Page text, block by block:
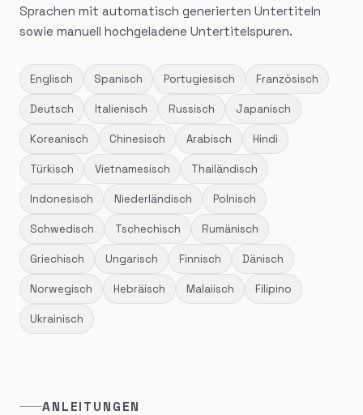
Sprachen mit automatisch generierten Untertiteln
sowie manuell hochgeladene Untertitelspuren.
Englisch Spanisch Portugiesisch Französisch
Deutsch Italienisch Russisch Japanisch
Koreanisch Chinesisch Arabisch Hindi
Türkisch Vietnamesisch Thailändisch
Indonesisch Niederländisch Polnisch
Schwedisch Tschechisch Rumänisch
Griechisch Ungarisch Finnisch Dänisch
Norwegisch Hebräisch Malaiisch Filipino
Ukrainisch
ANLEITUNGEN